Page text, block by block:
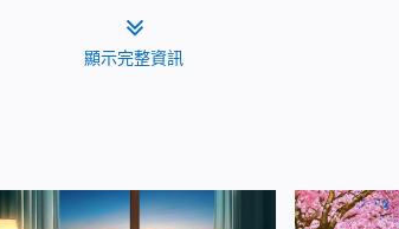
。一天，兩個姊妹到林敏家聚會，居委會主
境，林敏是如何依靠神應對的？最終她和兩
顯示完整資訊